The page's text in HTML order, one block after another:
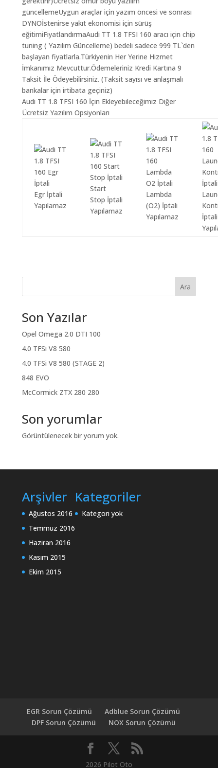
güncellemeUygun araçlar için yazım öncesi ve sonrası
DYNOİstenirse yakıt ekonomisi için sürüş
eğitimiFiyatlandırmaAudi TT 1.8 TFSI 160 aracı için chip
tuning ( Yazılım Güncelleme) bedeli sadece 999 TL`den
başlayan fiyatlarla.Türkiyenin Her Yerine Hizmet
İmkanımız Mevcuttur.Ödemeleriniz Kredi Kartına 9
Taksit İle Ödeyebilirsiniz. (Taksit sayısı ve anlaşmalı
bankalar için irtibata geçiniz)
Audi TT 1.8 TFSI 160 İçin Ekleyebileceğimiz Diğer
Ücretsiz Yazılım Opsiyonları
Egr İptali
Yapılamaz
Start
Stop İptali
Yapılamaz
Lambda
(O2) İptali
Yapılamaz
İptali
Ara
Son Yazılar
Opel Omega 2.0 DTI 100
4.0 TFSi V8 580
4.0 TFSi V8 580 (STAGE 2)
848 EVO
McCormick ZTX 280 280
Son yorumlar
Görüntülenecek bir yorum yok.
Arşivler
Ağustos 2016
Temmuz 2016
Haziran 2016
Kasım 2015
Ekim 2015
Kategoriler
Kategori yok
EGR Sorun Çözümü
Adblue Sorun Çözümü
DPF Sorun Çözümü
NOX Sorun Çözümü
2026 Pilot Oto